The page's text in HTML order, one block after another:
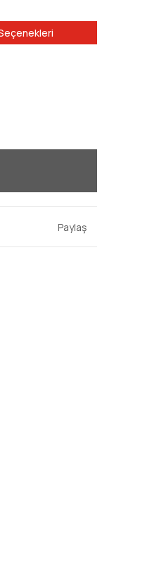
Paylaş